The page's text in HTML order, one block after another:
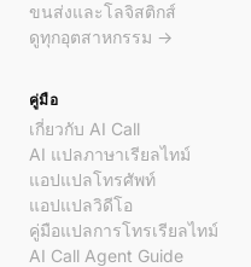
ขนส่งและโลจิสติกส์
ดูทุกอุตสาหกรรม →
คู่มือ
เกี่ยวกับ AI Call
AI แปลภาษาเรียลไทม์
แอปแปลโทรศัพท์
แอปแปลวิดีโอ
คู่มือแปลการโทรเรียลไทม์
AI Call Agent Guide